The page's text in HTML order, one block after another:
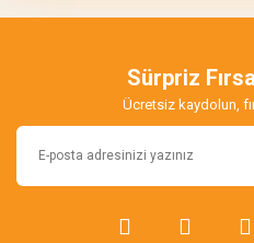
Ürün bilgilerinde hatalar
Ürün fiyatı diğer sitelerden daha
Bu ürüne benzer farklı
Sürpriz
Ücretsiz kaydolun,